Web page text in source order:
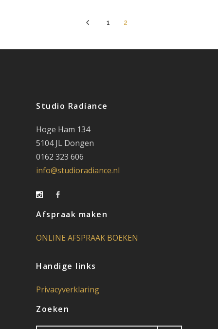
4 1 2
Studio Radíance
Hoge Ham 134
5104 JL Dongen
0162 323 606
info@studioradiance.nl
Afspraak maken
ONLINE AFSPRAAK BOEKEN
Handige links
Privacyverklaring
Zoeken